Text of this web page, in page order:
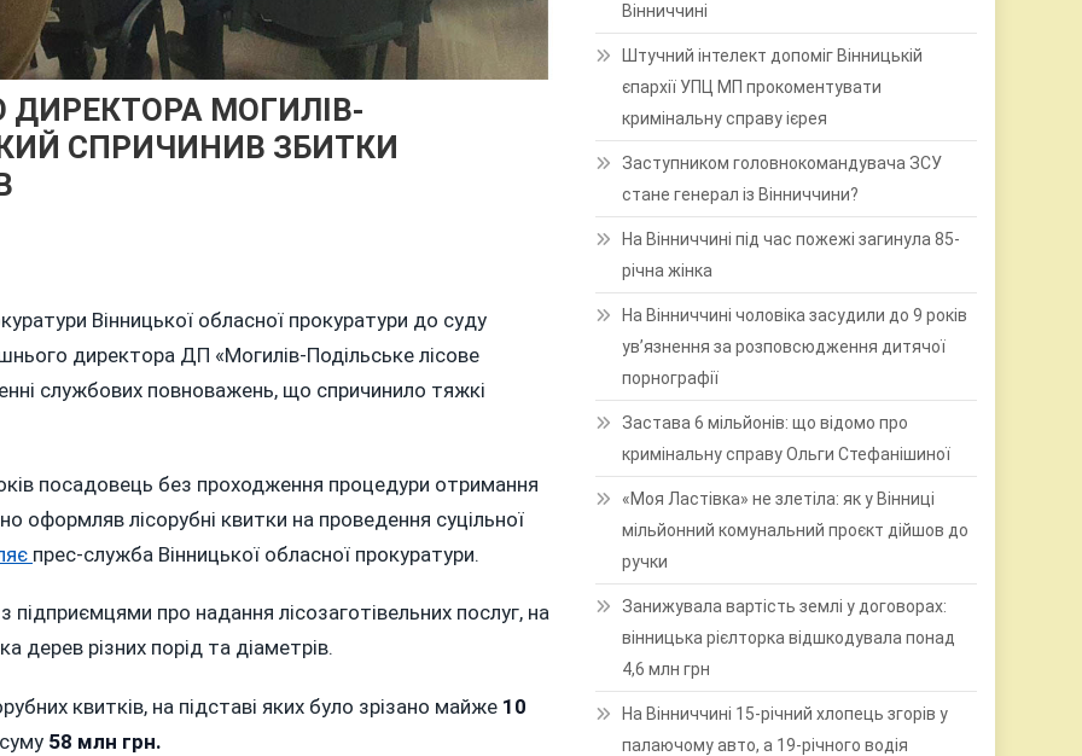
МОГИЛІВ-
СПРИЧИНИВ ЗБИТКИ
Вінницької обласної прокуратури до суду
директора ДП «Могилів-Подільське лісове
службових повноважень, що спричинило тяжкі
посадовець без проходження процедури отримання
оформляв лісорубні квитки на проведення суцільної
прес-служба Вінницької обласної прокуратури.
підприємцями про надання лісозаготівельних послуг, на
дерев різних порід та діаметрів.
квитків, на підставі яких було зрізано майже 10
58 млн грн.
Вінниччині
Штучний інтелект допоміг Вінницькій
єпархії УПЦ МП прокоментувати
кримінальну справу ієрея
Заступником головнокомандувача ЗСУ
стане генерал із Вінниччини?
На Вінниччині під час пожежі загинула 85-
річна жінка
На Вінниччині чоловіка засудили до 9 років
ув’язнення за розповсюдження дитячої
порнографії
Застава 6 мільйонів: що відомо про
кримінальну справу Ольги Стефанішиної
«Моя Ластівка» не злетіла: як у Вінниці
мільйонний комунальний проєкт дійшов до
ручки
Занижувала вартість землі у договорах:
вінницька рієлторка відшкодувала понад
4,6 млн грн
На Вінниччині 15-річний хлопець згорів у
палаючому авто, а 19-річного водія